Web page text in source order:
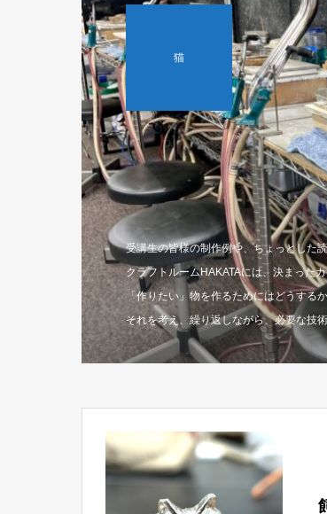
猫
受講生の皆様の制作例や、ちょっとした
クラフトルームHAKATAには、決まった
「作りたい」物を作るためにはどうするか
それを考え、繰り返しながら、必要な技